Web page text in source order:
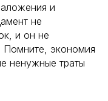
и
не
и он не
экономия
ненужные траты
© 2005-2024.
STUDIO